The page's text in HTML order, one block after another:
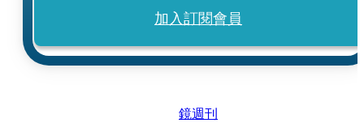
加入訂閱會員
鏡週刊